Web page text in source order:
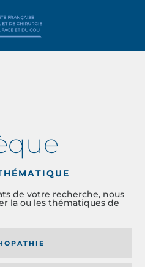
de votre recherche, nous
la ou les thématiques de